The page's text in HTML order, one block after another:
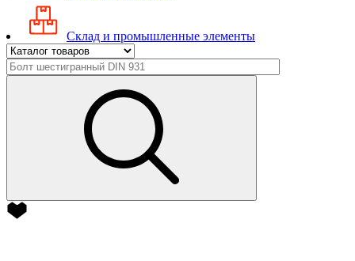
Склад и промышленные элементы